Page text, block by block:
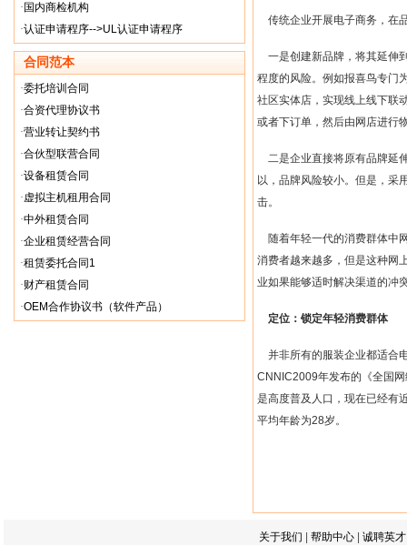
· 国内商检机构
·认证申请程序-->UL认证申请程序
合同范本
·委托培训合同
·合资代理协议书
·营业转让契约书
·合伙型联营合同
·设备租赁合同
·虚拟主机租用合同
·中外租赁合同
·企业租赁经营合同
·租赁委托合同1
·财产租赁合同
·OEM合作协议书（软件产品）
传统企业开展电子商务，在
一是创建新品牌，将其延伸
程度的风险。例如报喜鸟专门
社区实体店，实现线上线下联
或者下订单，然后由网店进行
二是企业直接将原有品牌延
以，品牌风险较小。但是，采
击。
随着年轻一代的消费群体中
消费者越来越多，但是这种网
业如果能够适时解决渠道的冲
定位：锁定年轻消费群体
并非所有的服装企业都适合
CNNIC2009年发布的《全国
是高度普及人口，现在已经有
平均年龄为28岁。
关于我们 帮助中心| 诚聘英才